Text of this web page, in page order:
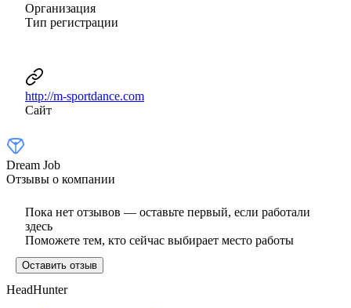
Организация
Тип регистрации
http://m-sportdance.com
Сайт
Dream Job
Отзывы о компании
Пока нет отзывов — оставьте первый, если работали
здесь
Поможете тем, кто сейчас выбирает место работы
Оставить отзыв
HeadHunter